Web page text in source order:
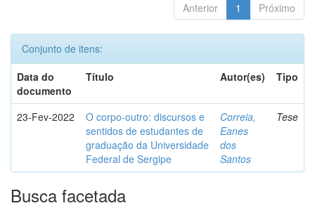
Anterior 1 Próximo
Conjunto de itens:
Data do
documento
Título Autor(es) Tipo
23-Fev-2022
O corpo-outro: discursos e
sentidos de estudantes de
graduação da Universidade
Federal de Sergipe
Correia,
Eanes
dos
Santos
Tese
Busca facetada